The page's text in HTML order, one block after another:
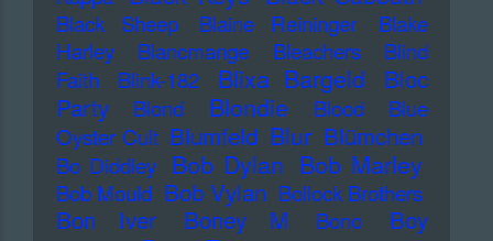
Black Sheep Blaine Reininger
Blake
Harley
Blancmange Bleachers
Blind
Faith
Blink-182 Blixa Bargeld
Bloc
Party
Blond Blondie Blood
Blue
Oyster Cult Blumfeld Blur Blümchen
Bo Diddley Bob Dylan Bob Marley
Bob Mould Bob Vylan Bollock Brothers
Bon Iver Boney M Bono
Boy